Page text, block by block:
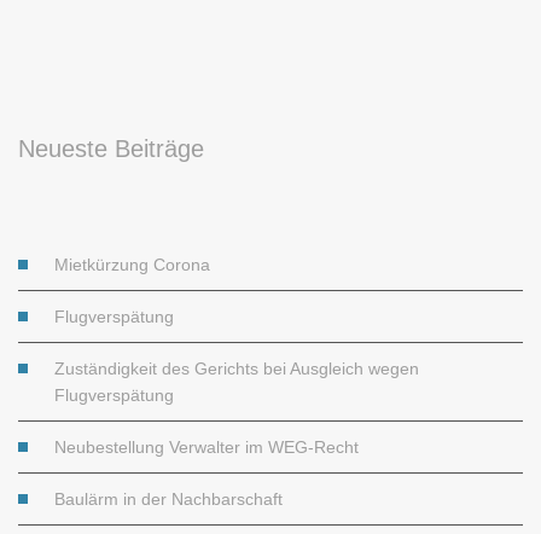
Neueste Beiträge
Mietkürzung Corona
Flugverspätung
Zuständigkeit des Gerichts bei Ausgleich wegen
Flugverspätung
Neubestellung Verwalter im WEG-Recht
Baulärm in der Nachbarschaft